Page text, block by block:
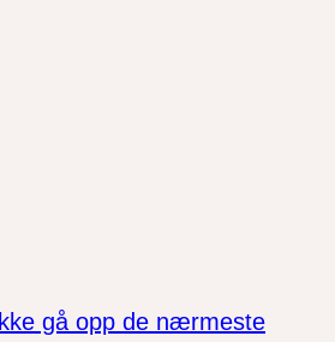
gå opp de nærmeste